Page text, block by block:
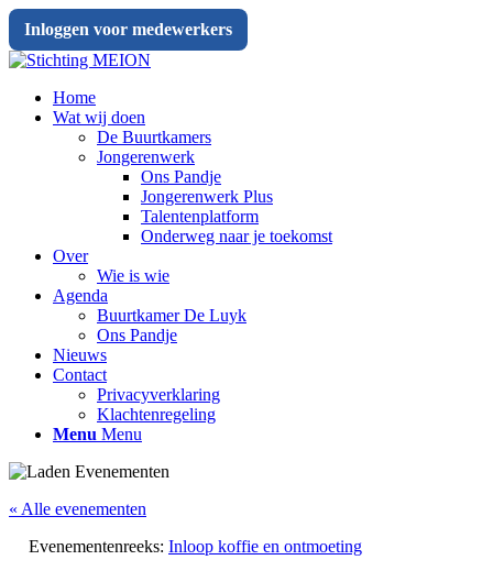
Inloggen voor medewerkers
Home
Wat wij doen
De Buurtkamers
Jongerenwerk
Ons Pandje
Jongerenwerk Plus
Talentenplatform
Onderweg naar je toekomst
Over
Wie is wie
Agenda
Buurtkamer De Luyk
Ons Pandje
Nieuws
Contact
Privacyverklaring
Klachtenregeling
Menu Menu
« Alle evenementen
Evenementenreeks: Inloop koffie en ontmoeting